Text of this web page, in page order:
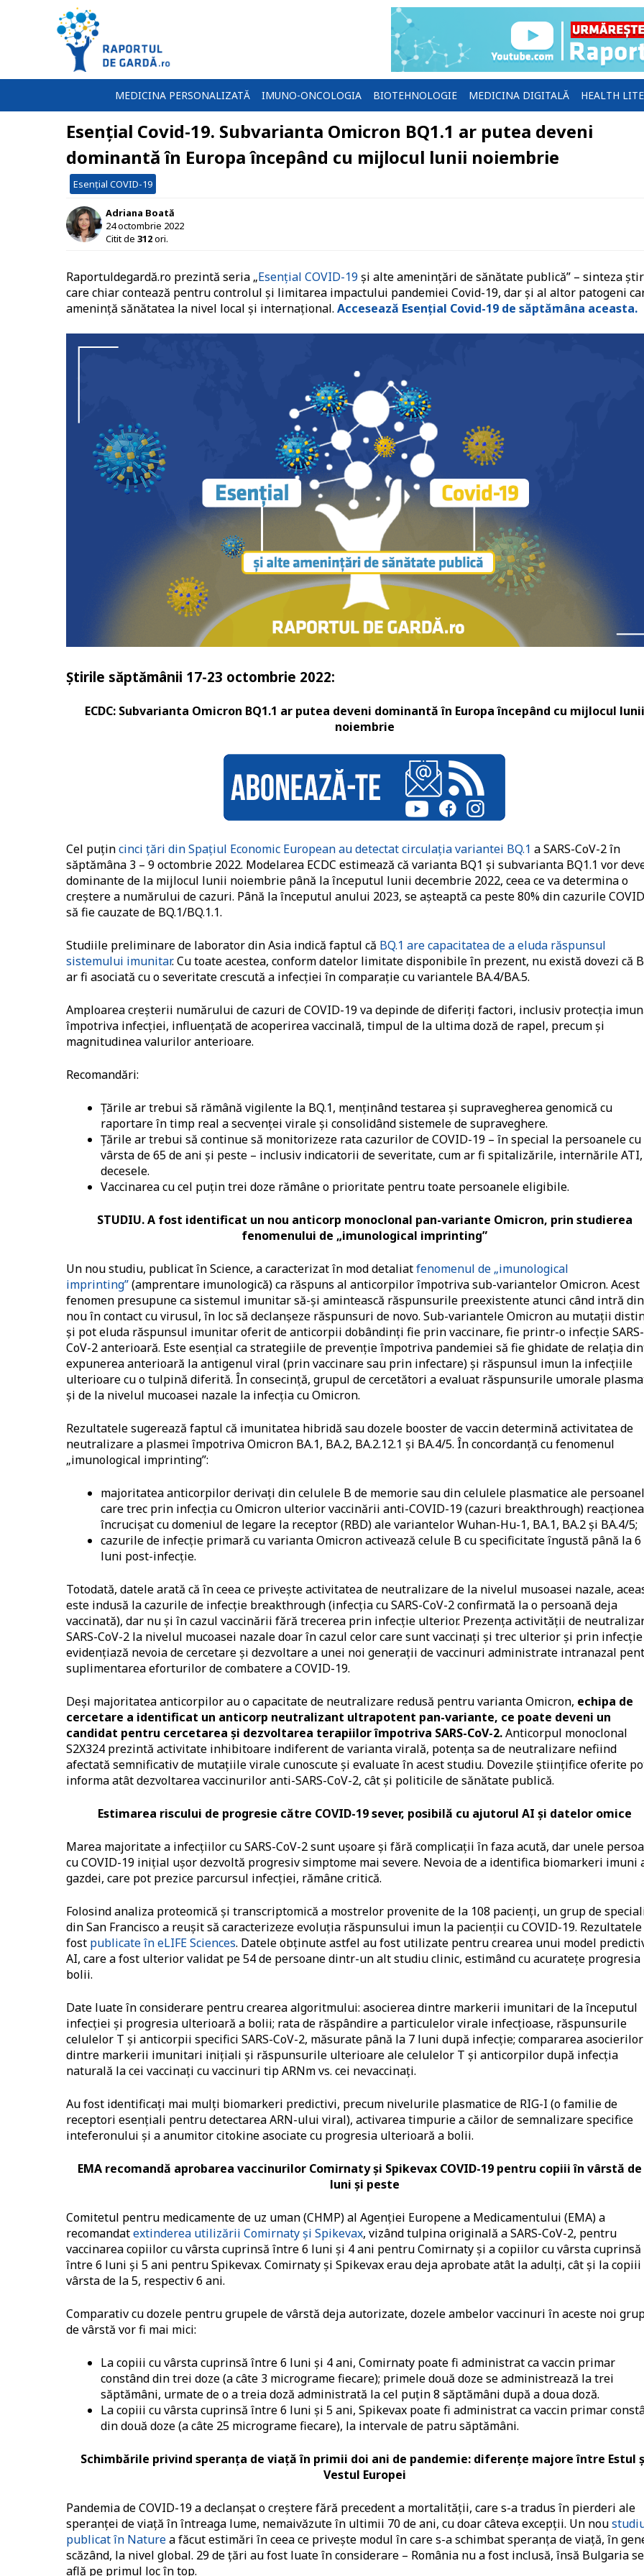
MEDICINA PERSONALIZATĂ IMUNO-ONCOLOGIA BIOTEHNOLOGIE MEDICINA DIGITALĂ HEALTH
Esențial Covid-19. Subvarianta Omicron BQ1.1 ar putea deveni
dominantă în Europa începând cu mijlocul lunii noiembrie
Esențial COVID-19
Adriana Boată
24 octombrie 2022
Citit de 312ori.
Raportuldegardă.ro prezintă seria „Esențial COVID-19 și alte amenințări de sănătate publică” – sinteza
care chiar contează pentru controlul și limitarea impactului pandemiei Covid-19, dar și al altor patogeni
amenință sănătatea la nivel local și internațional. Accesează Esențial Covid-19 de săptămâna aceasta.
Știrile săptămânii 17-23 octombrie 2022:
ECDC: Subvarianta Omicron BQ1.1 ar putea deveni dominantă în Europa începând cu mijlocul lunii
noiembrie
Cel puțincinci țări din Spațiul Economic European au detectat circulația variantei BQ.1 a SARS-CoV-2 în
săptămâna 3 – 9 octombrie 2022. Modelarea ECDC estimează că varianta BQ1 și subvarianta BQ1.1 vor
dominante de la mijlocul lunii noiembrie până la începutul lunii decembrie 2022, ceea ce va determina o
creștere a numărului de cazuri. Până la începutul anului 2023, se așteaptă ca peste 80% din cazurile
să fie cauzate de BQ.1/BQ.1.1.
Studiile preliminare de laborator din Asia indică faptul că BQ.1 are capacitatea de a eluda răspunsul
sistemului imunitar. Cu toate acestea, conform datelor limitate disponibile în prezent, nu există dovezi că
ar fi asociată cu o severitate crescută a infecției în comparație cu variantele BA.4/BA.5.
Amploarea creșterii numărului de cazuri de COVID-19 va depinde de diferiți factori, inclusiv protecția
împotriva infecției, influențată de acoperirea vaccinală, timpul de la ultima doză de rapel, precum și
magnitudinea valurilor anterioare.
Recomandări:
Țările ar trebui să rămână vigilente la BQ.1, menținând testarea și supravegherea genomică cu
raportare în timp real a secvenței virale și consolidând sistemele de supraveghere.
Țările ar trebui să continue să monitorizeze rata cazurilor de COVID-19 – în special la persoanele cu
vârsta de 65 de ani și peste – inclusiv indicatorii de severitate, cum ar fi spitalizările, internările ATI,
decesele.
Vaccinarea cu cel puțin trei doze rămâne o prioritate pentru toate persoanele eligibile.
STUDIU. A fost identificat un nou anticorp monoclonal pan-variante Omicron, prin studierea
fenomenului de „imunological imprinting”
Un nou studiu, publicat în Science, a caracterizat în mod detaliatfenomenul de „imunological
imprinting”(amprentare imunologică) ca răspuns al anticorpilor împotriva sub-variantelor Omicron. Acest
fenomen presupune ca sistemul imunitar să-și amintească răspunsurile preexistente atunci când intră din
nou în contact cu virusul, în loc să declanșeze răspunsuri de novo. Sub-variantele Omicron au mutații
și pot eluda răspunsul imunitar oferit de anticorpii dobândinți fie prin vaccinare, fie printr-o infecție SARS-
CoV-2 anterioară. Este esențial ca strategiile de prevenție împotriva pandemiei să fie ghidate de relația
expunerea anterioară la antigenul viral (prin vaccinare sau prin infectare) și răspunsul imun la infecțiile
ulterioare cu o tulpină diferită. În consecință, grupul de cercetători a evaluat răspunsurile umorale
și de la nivelul mucoasei nazale la infecția cu Omicron.
Rezultatele sugerează faptul că imunitatea hibridă sau dozele booster de vaccin determină activitatea de
neutralizare a plasmei împotriva Omicron BA.1, BA.2, BA.2.12.1 și BA.4/5. În concordanță cu fenomenul
„imunological imprinting”:
majoritatea anticorpilor derivați din celulele B de memorie sau din celulele plasmatice ale
care trec prin infecția cu Omicron ulterior vaccinării anti-COVID-19 (cazuri breakthrough)
încrucişat cu domeniul de legare la receptor (RBD) ale variantelor Wuhan-Hu-1, BA.1, BA.2 și BA.4/5;
cazurile de infecție primară cu varianta Omicron activează celule B cu specificitate îngustă până la 6
luni post-infecție.
Totodată, datele arată că în ceea ce privește activitatea de neutralizare de la nivelul musoasei nazale,
este indusă la cazurile de infecție breakthrough (infecția cu SARS-CoV-2 confirmată la o persoană deja
vaccinată), dar nu și în cazul vaccinării fără trecerea prin infecție ulterior. Prezența activității de
SARS-CoV-2 la nivelul mucoasei nazale doar în cazul celor care sunt vaccinați și trec ulterior și prin infecție
evidențiază nevoia de cercetare și dezvoltare a unei noi generații de vaccinuri administrate intranazal
suplimentarea eforturilor de combatere a COVID-19.
Deși majoritatea anticorpilor au o capacitate de neutralizare redusă pentru varianta Omicron, echipa de
cercetare a identificat un anticorp neutralizant ultrapotent pan-variante, ce poate deveni un
candidat pentru cercetarea și dezvoltarea terapiilor împotriva SARS-CoV-2.Anticorpul monoclonal
S2X324 prezintă activitate inhibitoare indiferent de varianta virală, potența sa de neutralizare nefiind
afectată semnificativ de mutațiile virale cunoscute și evaluate în acest studiu. Dovezile științifice oferite
informa atât dezvoltarea vaccinurilor anti-SARS-CoV-2, cât și politicile de sănătate publică.
Estimarea riscului de progresie către COVID-19 sever, posibilă cu ajutorul AI și datelor omice
Marea majoritate a infecțiilor cu SARS-CoV-2 sunt ușoare și fără complicații în faza acută, dar unele
cu COVID-19 inițial ușor dezvoltă progresiv simptome mai severe. Nevoia de a identifica biomarkeri imuni
gazdei, care pot prezice parcursul infecției, rămâne critică.
Folosind analiza proteomică și transcriptomică a mostrelor provenite de la 108 pacienți, un grup de
din San Francisco a reușit să caracterizeze evoluția răspunsului imun la pacienții cu COVID-19.
fost publicate în eLIFE Sciences. Datele obținute astfel au fost utilizate pentru crearea unui model
AI, care a fost ulterior validat pe 54 de persoane dintr-un alt studiu clinic, estimând cu acuratețe progresia
bolii.
Date luate în considerare pentru crearea algoritmului: asocierea dintre markerii imunitari de la începutul
infecției și progresia ulterioară a bolii; rata de răspândire a particulelor virale infecțioase, răspunsurile
celulelor T și anticorpii specifici SARS-CoV-2, măsurate până la 7 luni după infecție; compararea asocierilor
dintre markerii imunitari inițiali și răspunsurile ulterioare ale celulelor T și anticorpilor după infecția
naturală la cei vaccinați cu vaccinuri tip ARNm vs. cei nevaccinați.
Au fost identificați mai mulți biomarkeri predictivi, precum nivelurile plasmatice de RIG-I (o familie de
receptori esențiali pentru detectarea ARN-ului viral), activarea timpurie a căilor de semnalizare specifice
inteferonului și a anumitor citokine asociate cu progresia ulterioară a bolii.
EMA recomandă aprobarea vaccinurilor Comirnaty și Spikevax COVID-19 pentru copiii în vârstă de
luni și peste
Comitetul pentru medicamente de uz uman (CHMP) al Agenției Europene a Medicamentului (EMA) a
recomandatextinderea utilizării Comirnaty și Spikevax, vizând tulpina originală a SARS-CoV-2, pentru
vaccinarea copiilor cu vârsta cuprinsă între 6 luni și 4 ani pentru Comirnaty și a copiilor cu vârsta cuprinsă
între 6 luni și 5 ani pentru Spikevax. Comirnaty și Spikevax erau deja aprobate atât la adulți, cât și la copiii
vârsta de la 5, respectiv 6 ani.
Comparativ cu dozele pentru grupele de vârstă deja autorizate, dozele ambelor vaccinuri în aceste noi
de vârstă vor fi mai mici:
La copiii cu vârsta cuprinsă între 6 luni și 4 ani, Comirnaty poate fi administrat ca vaccin primar
constând din trei doze (a câte 3 micrograme fiecare); primele două doze se administrează la trei
săptămâni, urmate de o a treia doză administrată la cel puțin 8 săptămâni după a doua doză.
La copiii cu vârsta cuprinsă între 6 luni și 5 ani, Spikevax poate fi administrat ca vaccin primar
din două doze (a câte 25 micrograme fiecare), la intervale de patru săptămâni.
Schimbările privind speranța de viață în primii doi ani de pandemie: diferențe majore între Estul
Vestul Europei
Pandemia de COVID-19 a declanșat o creștere fără precedent a mortalității, care s-a tradus în pierderi ale
speranței de viață în întreaga lume, nemaivăzute în ultimii 70 de ani, cu doar câteva excepții. Un nou
publicat în Naturea făcut estimări în ceea ce privește modul în care s-a schimbat speranța de viață, în
scăzând, la nivel global. 29 de țări au fost luate în considerare – România nu a fost inclusă, însă Bulgaria se
află pe primul loc în top.